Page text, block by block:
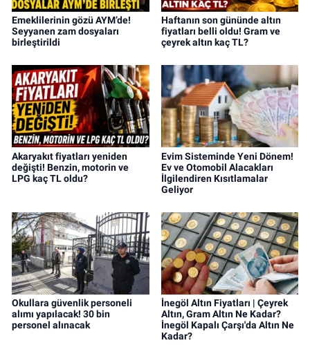
Emeklilerinin gözü AYM’de!
Seyyanen zam dosyaları
birleştirildi
Haftanın son gününde altın
fiyatları belli oldu! Gram ve
çeyrek altın kaç TL?
Akaryakıt fiyatları yeniden
değişti! Benzin, motorin ve
LPG kaç TL oldu?
Evim Sisteminde Yeni Dönem!
Ev ve Otomobil Alacakları
İlgilendiren Kısıtlamalar
Geliyor
Okullara güvenlik personeli
alımı yapılacak! 30 bin
personel alınacak
İnegöl Altın Fiyatları | Çeyrek
Altın, Gram Altın Ne Kadar?
İnegöl Kapalı Çarşı'da Altın Ne
Kadar?